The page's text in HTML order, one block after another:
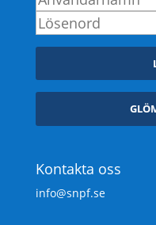
Kontakta oss
info@snpf.se